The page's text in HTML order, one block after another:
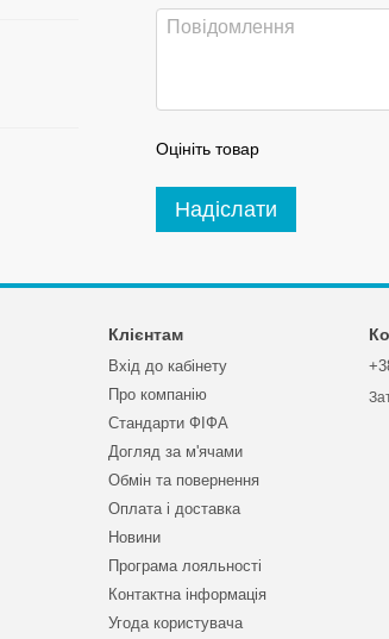
Оцініть товар
Надіслати
Клієнтам
Вхід до кабінету
Про компанію
Стандарти ФІФА
Догляд за м'ячами
Обмін та повернення
Оплата і доставка
Новини
Програма лояльності
Контактна інформація
Угода користувача